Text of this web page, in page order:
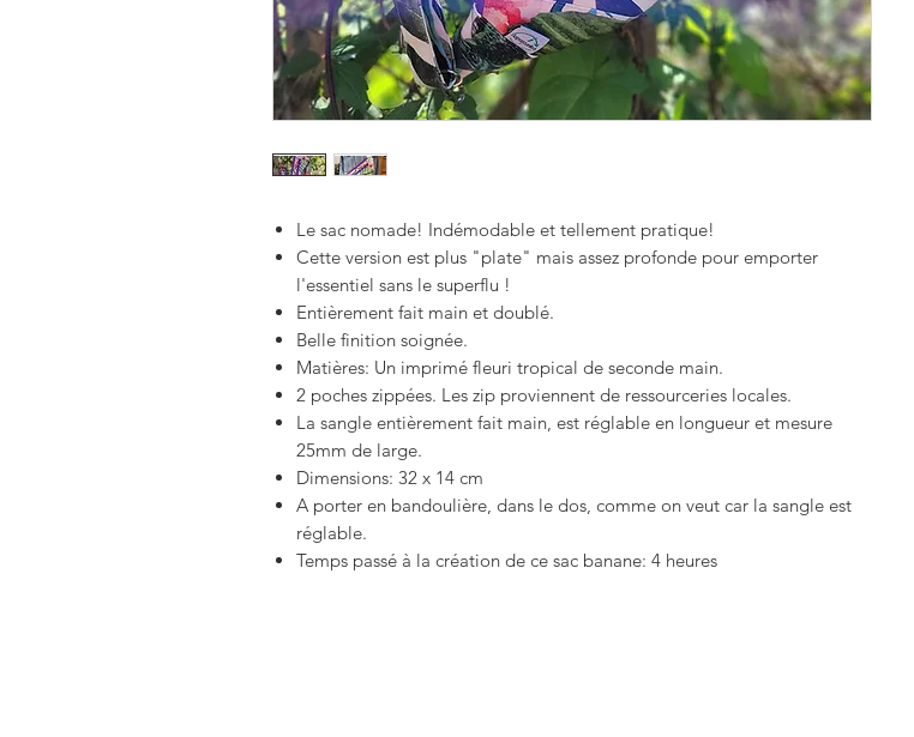
Le sac nomade! Indémodable et tellement pratique!
Cette version est plus "plate" mais assez profonde pour emporter
l'essentiel sans le superflu !
Entièrement fait main et doublé.
Belle finition soignée.
Matières: Un imprimé fleuri tropical de seconde main.
2 poches zippées. Les zip proviennent de ressourceries locales.
La sangle entièrement fait main, est réglable en longueur et mesure
25mm de large.
Dimensions: 32 x 14 cm
A porter en bandoulière, dans le dos, comme on veut car la sangle est
réglable.
Temps passé à la création de ce sac banane: 4 heures